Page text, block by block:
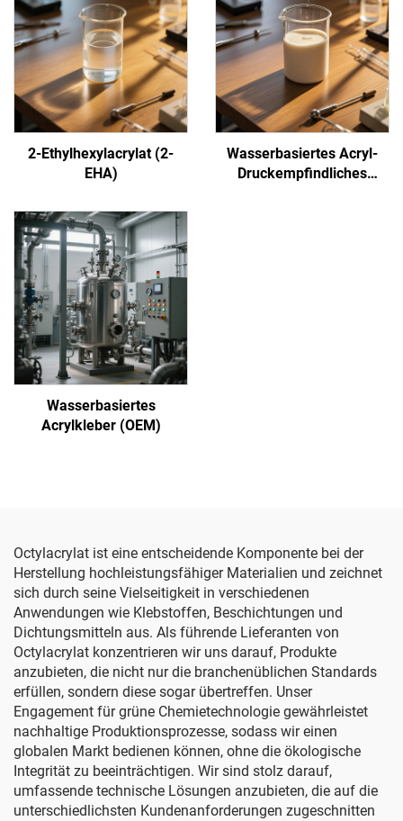
2-Ethylhexylacrylat (2-
EHA)
Wasserbasiertes Acryl-
Druckempfindliches
Wasserbasiertes
Acrylkleber (OEM)
Octylacrylat ist eine entscheidende Komponente bei der
Herstellung hochleistungsfähiger Materialien und zeichnet
sich durch seine Vielseitigkeit in verschiedenen
Anwendungen wie Klebstoffen, Beschichtungen und
Dichtungsmitteln aus. Als führende Lieferanten von
Octylacrylat konzentrieren wir uns darauf, Produkte
anzubieten, die nicht nur die branchenüblichen Standards
erfüllen, sondern diese sogar übertreffen. Unser
Engagement für grüne Chemietechnologie gewährleistet
nachhaltige Produktionsprozesse, sodass wir einen
globalen Markt bedienen können, ohne die ökologische
Integrität zu beeinträchtigen. Wir sind stolz darauf,
umfassende technische Lösungen anzubieten, die auf die
unterschiedlichsten Kundenanforderungen zugeschnitten